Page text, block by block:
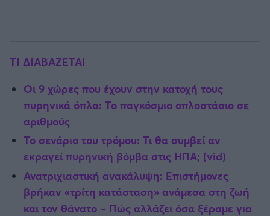
ΤΙ ΔΙΑΒΑΖΕΤΑΙ
Οι 9 χώρες που έχουν στην κατοχή τους
πυρηνικά όπλα: Το παγκόσμιο οπλοστάσιο σε
αριθμούς
Το σενάριο του τρόμου: Τι θα συμβεί αν
εκραγεί πυρηνική βόμβα στις ΗΠΑ; (vid)
Ανατριχιαστική ανακάλυψη: Επιστήμονες
βρήκαν «τρίτη κατάσταση» ανάμεσα στη ζωή
και τον θάνατο – Πώς αλλάζει όσα ξέραμε για